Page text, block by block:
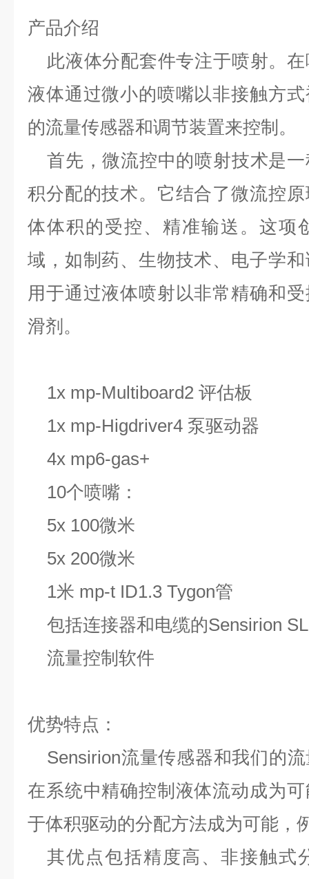
产品介绍
此液体分配套件专注于喷射。
液体通过微小的喷嘴以非接触方
的流量传感器和调节装置来控制。
首先，微流控中的喷射技术是
积分配的技术。它结合了微流控
体体积的受控、精准输送。这项
域，如制药、生物技术、电子学
用于通过液体喷射以非常精确和
滑剂。
1x mp-Multiboard2 评估板
1x mp-Higdriver4 泵驱动器
4x mp6-gas+
10个喷嘴：
5x 100微米
5x 200微米
1米 mp-t ID1.3 Tygon管
包括连接器和电缆的Sensirion
流量控制软件
优势特点 ：
Sensirion流量传感器和我们的
在系统中精确控制液体流动成为
于体积驱动的分配方法成为可能，
其优点包括精度高、非接触式